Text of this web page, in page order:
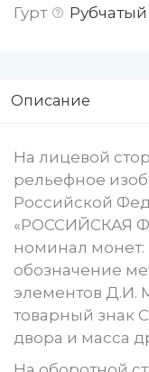
Гурт
Рубчатый
Описание
На лицевой
рельефное
Российской
«РОССИЙСКАЯ
номинал монет:
обозначение
элементов Д.И.
товарный знак
двора и масса